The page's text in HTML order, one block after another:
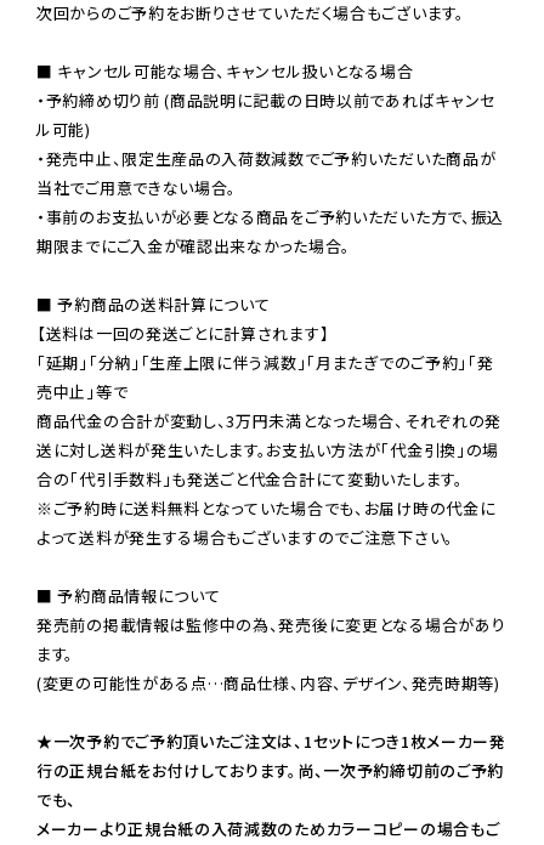
次回からのご予約をお断りさせていただく場合もございます。
■ キャンセル可能な場合、キャンセル扱いとなる場合
・予約締め切り前 (商品説明に記載の日時以前であればキャンセ
ル可能)
・発売中止、限定生産品の入荷数減数でご予約いただいた商品が
当社でご用意できない場合。
・事前のお支払いが必要となる商品をご予約いただいた方で、振込
期限までにご入金が確認出来なかった場合。
■ 予約商品の送料計算について
【送料は一回の発送ごとに計算されます】
「延期」「分納」「生産上限に伴う減数」「月またぎでのご予約」「発
売中止」等で
商品代金の合計が変動し、3万円未満となった場合、それぞれの発
送に対し送料が発生いたします。お支払い方法が「代金引換」の場
※ご予約時に送料無料となっていた場合でも、お届け時の代金に
よって送料が発生する場合もございますのでご注意下さい。
■ 予約商品情報について
発売前の掲載情報は監修中の為、発売後に変更となる場合があり
ます。
(変更の可能性がある点…商品仕様、内容、デザイン、発売時期等)
★一次予約でご予約頂いたご注文は、1セットにつき1枚メーカー発
行の正規台紙をお付けしております。尚、一次予約締切前のご予約
でも、
メーカーより正規台紙の入荷減数のためカラーコピーの場合もご